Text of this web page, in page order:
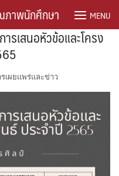
ภาพนักศึกษา MENU
รเสนอหัวข้อและโครง
รเผยแพร่และข่าว